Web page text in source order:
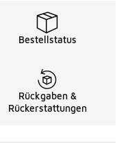
Bestellstatus
Rückgaben &
Rückerstattungen